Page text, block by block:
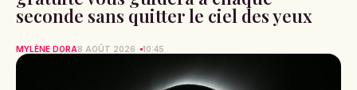
seconde sans quitter le ciel des yeux
MYLÈNE DORA8 AOÛT 2026 10:45